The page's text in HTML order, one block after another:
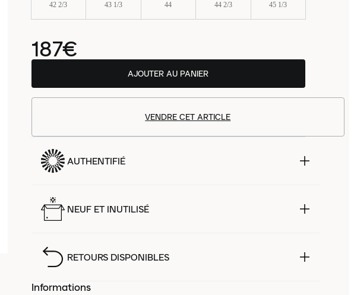
42 2/3 43 1/3 44 44 2/3 45 1/3
187€
AJOUTER AU PANIER
VENDRE CET ARTICLE
AUTHENTIFIÉ
NEUF ET INUTILISÉ
RETOURS DISPONIBLES
Informations